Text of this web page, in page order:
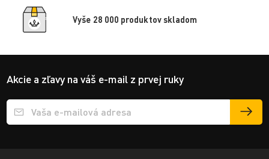
Vyše 28 000 produktov skladom
Akcie a zľavy na váš e-mail z prvej ruky
Přihlášení e-mailu k odběru